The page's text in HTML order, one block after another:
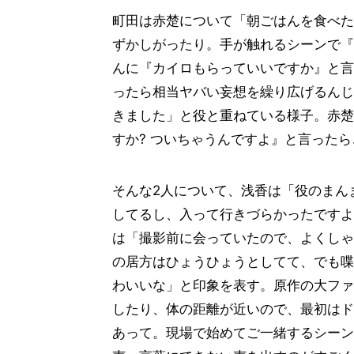
町田は赤楚について「朝ごはんを食べ
ずかしがったり。手が触れるシーンで
んに『カイロもらっていいですか』と
ったら相当ヤバい妄想を繰り広げるん
きました」と役と重ねている様子。赤
すか? ついちゃうんですよ』と言った
そんな2人について、浅香は「役のま
してるし、入って行きづらかったです
は「撮影前に会っていたので、よくし
の居方はひょうひょうとしてて、でも
わいいな」と印象を表す。原作の大フ
したり、体の距離が近いので、最初は
あって。現場で始めてご一緒するシー